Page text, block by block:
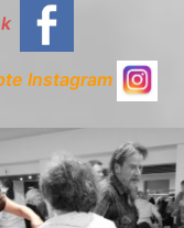
Instagram